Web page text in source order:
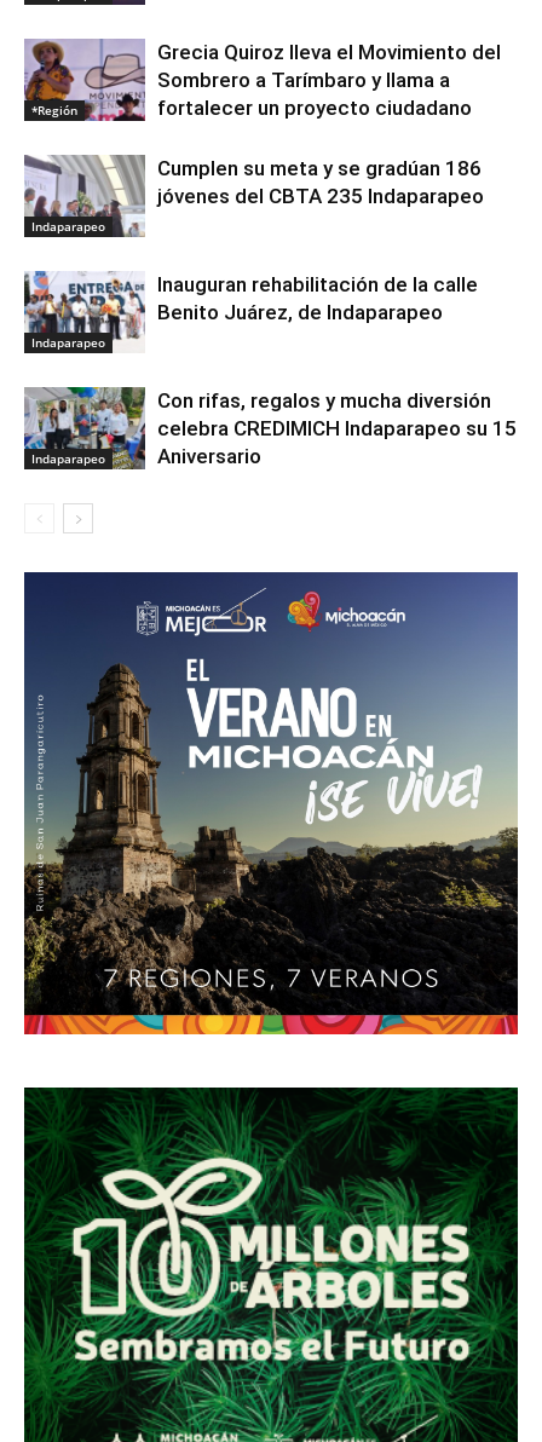
*Región
Grecia Quiroz lleva el Movimiento del
Sombrero a Tarímbaro y llama a
fortalecer un proyecto ciudadano
Indaparapeo
Cumplen su meta y se gradúan 186
jóvenes del CBTA 235 Indaparapeo
Indaparapeo
Inauguran rehabilitación de la calle
Benito Juárez, de Indaparapeo
Indaparapeo
Con rifas, regalos y mucha diversión
celebra CREDIMICH Indaparapeo su 15
Aniversario